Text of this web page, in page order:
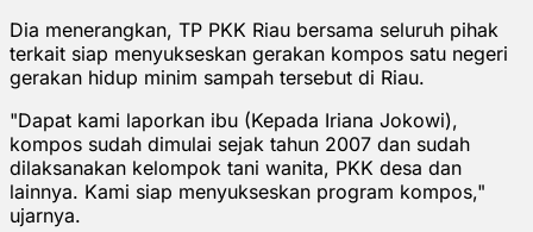
Dia menerangkan, TP PKK Riau bersama seluruh pihak
terkait siap menyukseskan gerakan kompos satu negeri
gerakan hidup minim sampah tersebut di Riau.
"Dapat kami laporkan ibu (Kepada Iriana Jokowi),
kompos sudah dimulai sejak tahun 2007 dan sudah
dilaksanakan kelompok tani wanita, PKK desa dan
lainnya. Kami siap menyukseskan program kompos,"
ujarnya.